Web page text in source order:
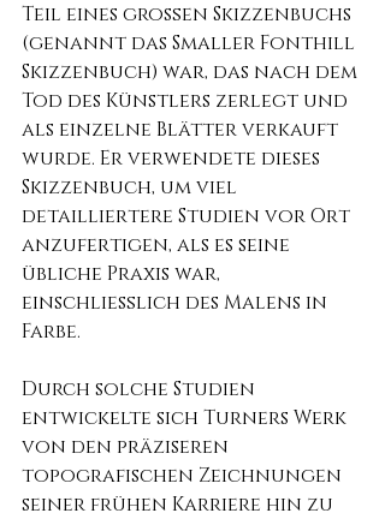
Teil eines großen Skizzenbuchs
(genannt das Smaller Fonthill
Skizzenbuch) war, das nach dem
Tod des Künstlers zerlegt und
als einzelne Blätter verkauft
wurde. Er verwendete dieses
Skizzenbuch, um viel
detailliertere Studien vor Ort
anzufertigen, als es seine
übliche Praxis war,
einschließlich des Malens in
Farbe.
Durch solche Studien
entwickelte sich Turners Werk
von den präziseren
topografischen Zeichnungen
seiner frühen Karriere hin zu